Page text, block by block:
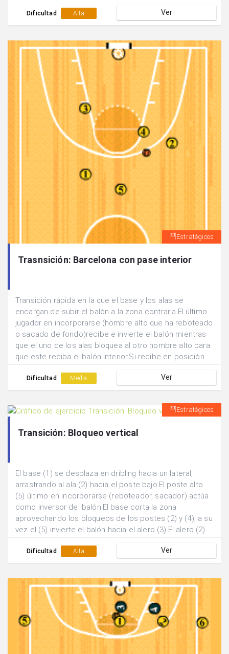
Dificultad Alta Ver
Estratégicos
Trasnsición: Barcelona con pase interior
Transición rápida en la que el base y los alas se
encargan de subir el balón a la zona contraria.El último
jugador en incorporarse (hombre alto que ha reboteado
o sacado de fondo)recibe e invierte el balón mientras
que el uno de los alas bloquea al otro hombre alto para
que este reciba el balón interior.Si recibe en posición
jugará un dentro-fuera para un tiro exterior.
Dificultad Media Ver
Estratégicos
Transición: Bloqueo vertical
El base (1) se desplaza en dribling hacia un lateral,
arrastrando al ala (2) hacia el poste bajo.El poste alto
(5) último en incorporarse (reboteador, sacador) actúa
como inversor del balón.El base corta la zona
aprovechando los bloqueos de los postes (2) y (4), a su
vez el (5) invierte el balón hacia el alero (3).El alero (2)
al exterior.El ala (2) puede finalizar con tiro exterior o
bien jugar un pase interio con el poste (5).
Dificultad Alta Ver